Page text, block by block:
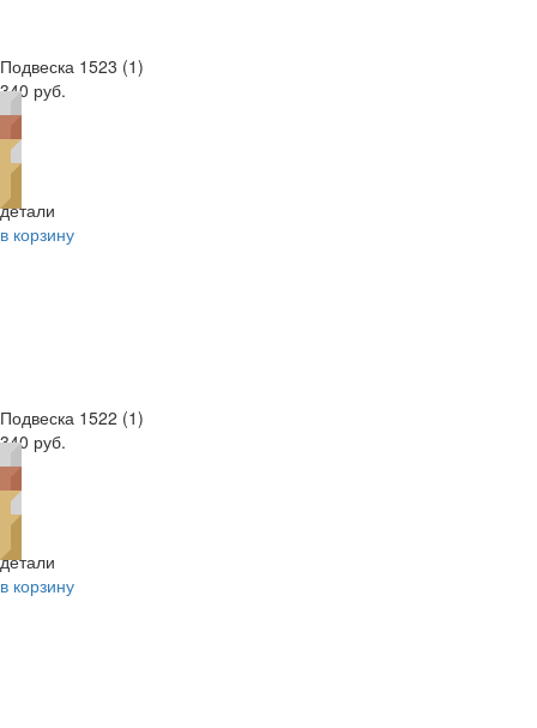
Подвеска 1523 (1)
340 руб.
детали
в корзину
Подвеска 1522 (1)
340 руб.
детали
в корзину